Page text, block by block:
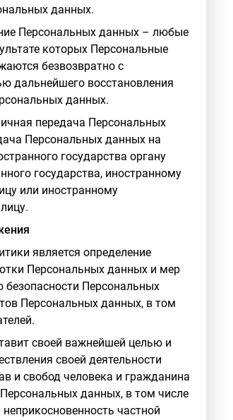
данных.
Персональных данных – любые
которых Персональные
безвозвратно с
дальнейшего восстановления
данных.
передача Персональных
Персональных данных на
государства органу
государства, иностранному
или иностранному
является определение
Персональных данных и мер
безопасности Персональных
Персональных данных, в том
своей важнейшей целью и
своей деятельности
и свобод человека и гражданина
данных, в том числе
частной